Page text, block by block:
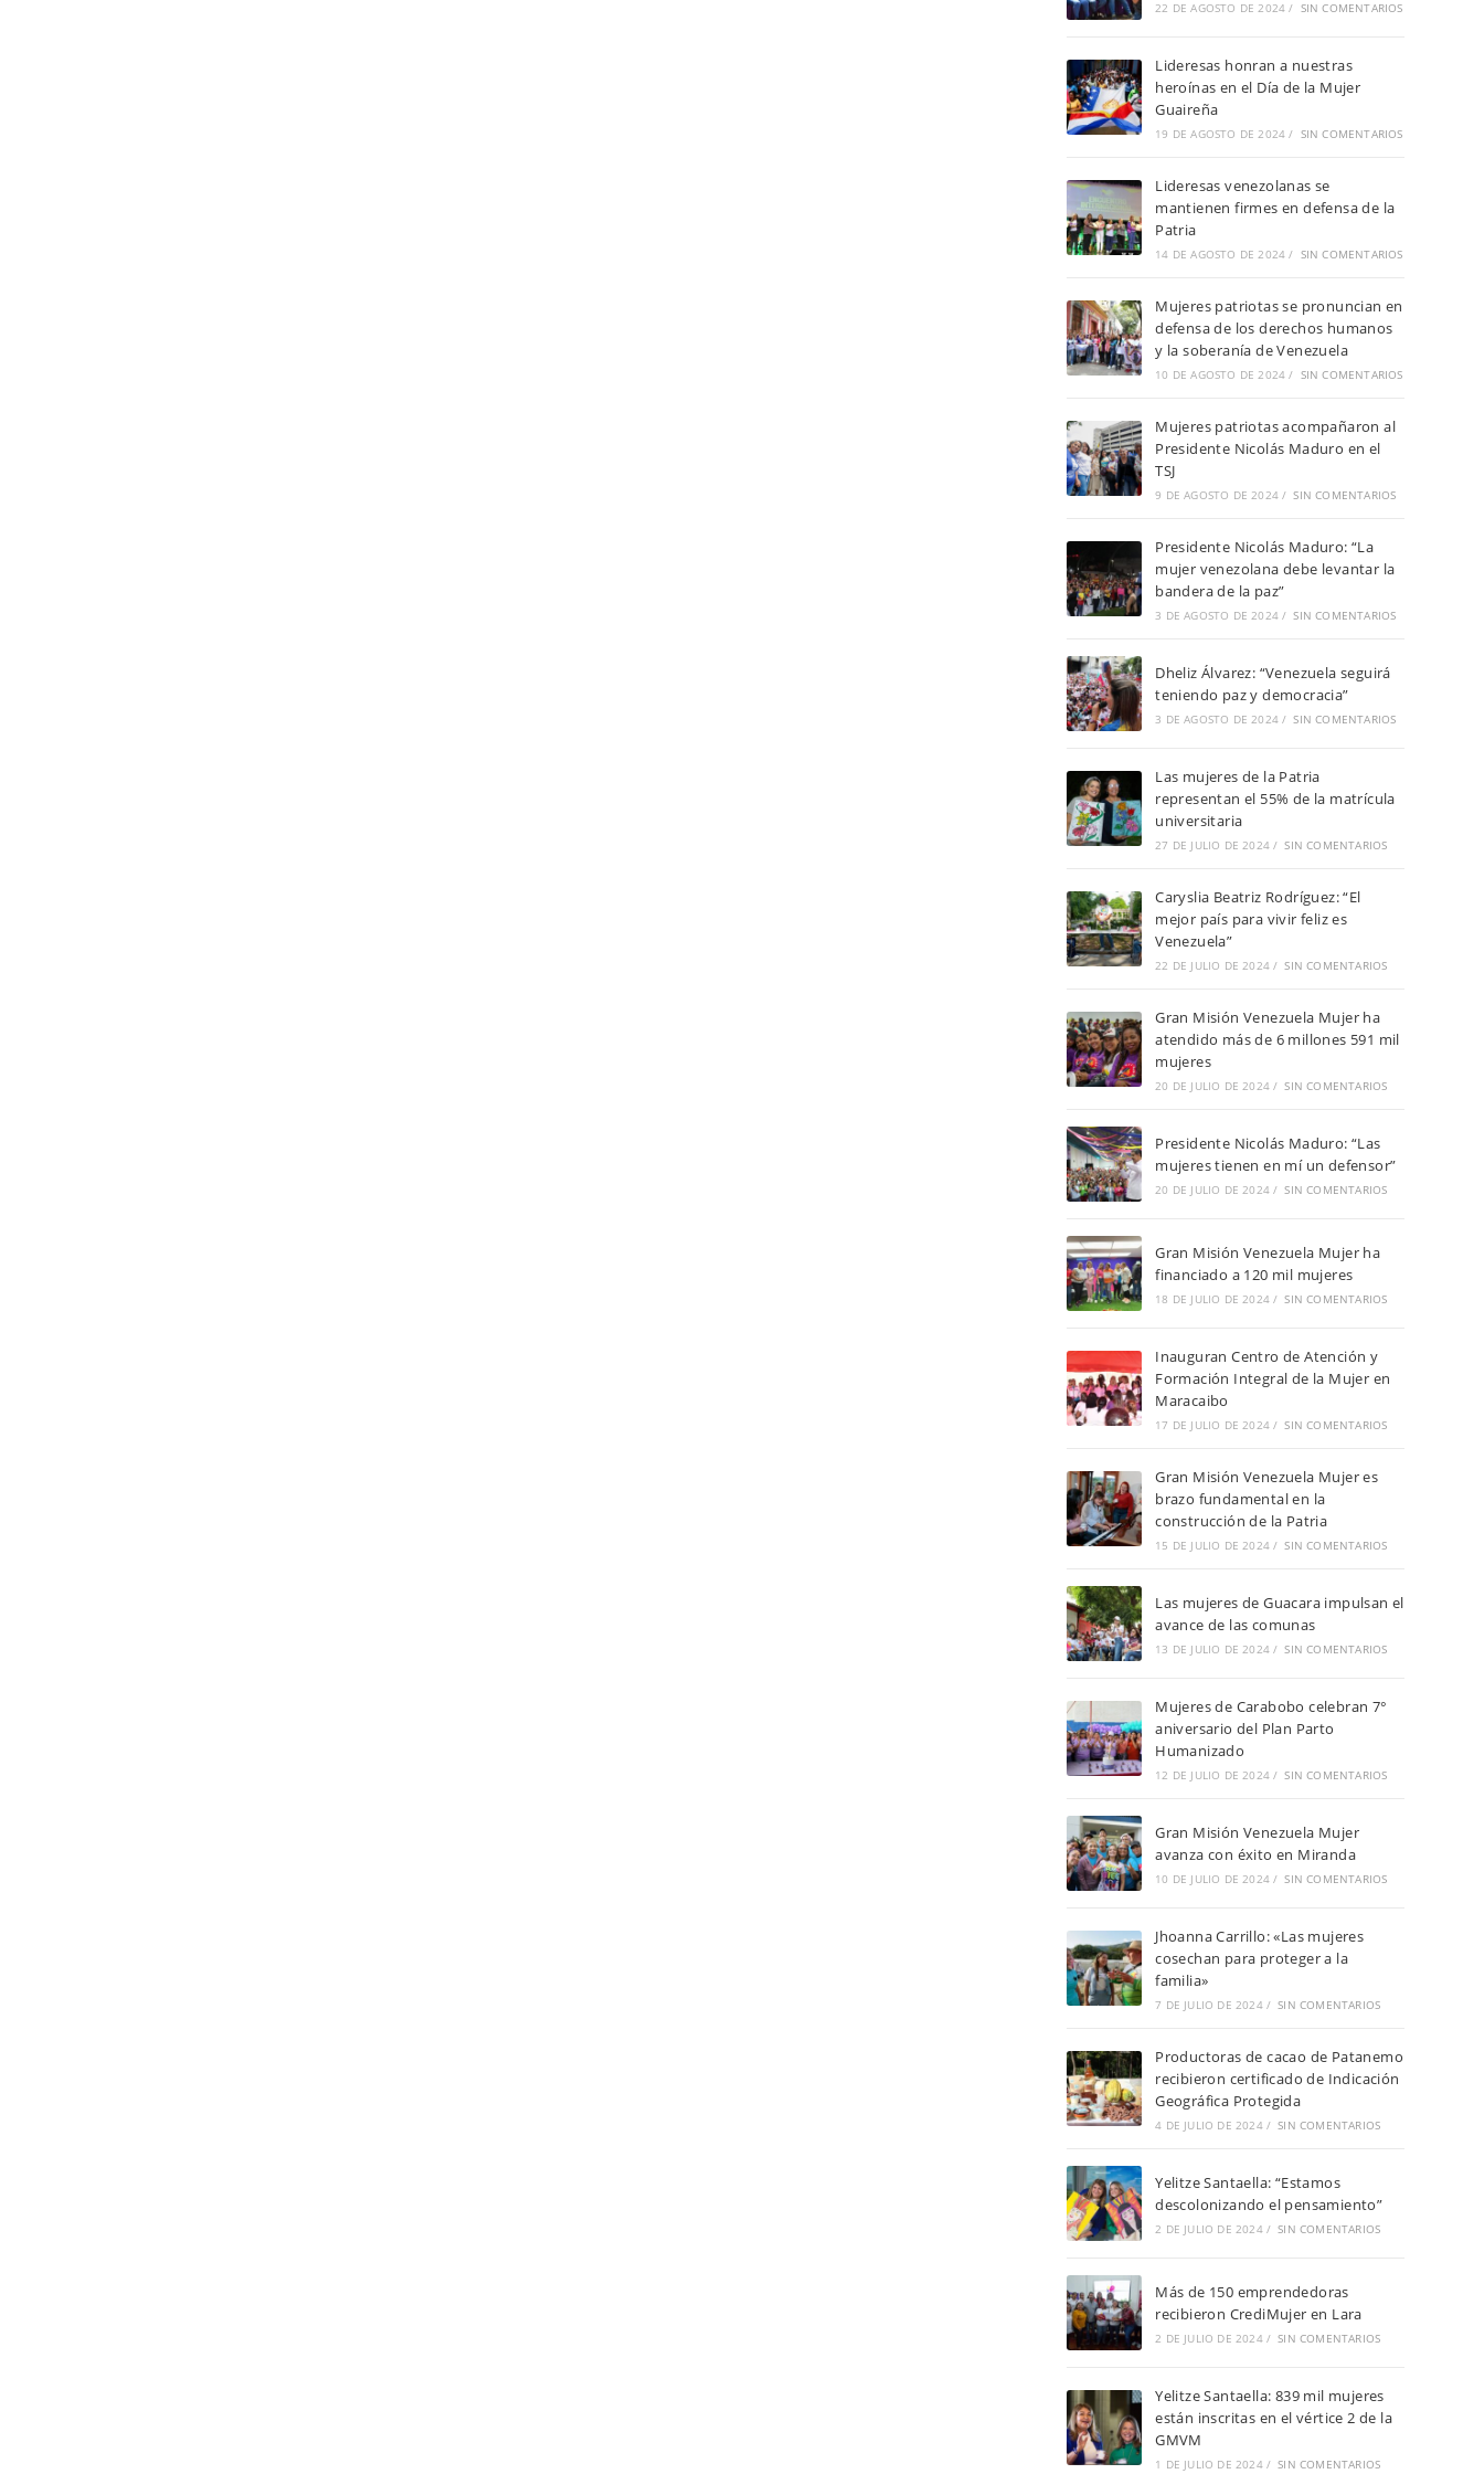
22 DE AGOSTO DE 2024 / SIN COMENTARIOS
Lideresas honran a nuestras
heroínas en el Día de la Mujer
Guaireña
19 DE AGOSTO DE 2024 / SIN COMENTARIOS
Lideresas venezolanas se
mantienen firmes en defensa de la
Patria
14 DE AGOSTO DE 2024 / SIN COMENTARIOS
Mujeres patriotas se pronuncian en
defensa de los derechos humanos
y la soberanía de Venezuela
10 DE AGOSTO DE 2024 / SIN COMENTARIOS
Mujeres patriotas acompañaron al
Presidente Nicolás Maduro en el
TSJ
9 DE AGOSTO DE 2024 / SIN COMENTARIOS
Presidente Nicolás Maduro: “La
mujer venezolana debe levantar la
bandera de la paz”
3 DE AGOSTO DE 2024 / SIN COMENTARIOS
Dheliz Álvarez: “Venezuela seguirá
teniendo paz y democracia”
3 DE AGOSTO DE 2024 / SIN COMENTARIOS
Las mujeres de la Patria
representan el 55% de la matrícula
universitaria
27 DE JULIO DE 2024 / SIN COMENTARIOS
Caryslia Beatriz Rodríguez: “El
mejor país para vivir feliz es
Venezuela”
22 DE JULIO DE 2024 / SIN COMENTARIOS
Gran Misión Venezuela Mujer ha
atendido más de 6 millones 591 mil
mujeres
20 DE JULIO DE 2024 / SIN COMENTARIOS
Presidente Nicolás Maduro: “Las
mujeres tienen en mí un defensor”
20 DE JULIO DE 2024 / SIN COMENTARIOS
Gran Misión Venezuela Mujer ha
financiado a 120 mil mujeres
18 DE JULIO DE 2024 / SIN COMENTARIOS
Inauguran Centro de Atención y
Formación Integral de la Mujer en
Maracaibo
17 DE JULIO DE 2024 / SIN COMENTARIOS
Gran Misión Venezuela Mujer es
brazo fundamental en la
construcción de la Patria
15 DE JULIO DE 2024 / SIN COMENTARIOS
Las mujeres de Guacara impulsan el
avance de las comunas
13 DE JULIO DE 2024 / SIN COMENTARIOS
Mujeres de Carabobo celebran 7°
aniversario del Plan Parto
Humanizado
12 DE JULIO DE 2024 / SIN COMENTARIOS
Gran Misión Venezuela Mujer
avanza con éxito en Miranda
10 DE JULIO DE 2024 / SIN COMENTARIOS
Jhoanna Carrillo: «Las mujeres
cosechan para proteger a la
familia»
7 DE JULIO DE 2024 / SIN COMENTARIOS
Productoras de cacao de Patanemo
recibieron certificado de Indicación
Geográfica Protegida
4 DE JULIO DE 2024 / SIN COMENTARIOS
Yelitze Santaella: “Estamos
descolonizando el pensamiento”
2 DE JULIO DE 2024 / SIN COMENTARIOS
Más de 150 emprendedoras
recibieron CrediMujer en Lara
2 DE JULIO DE 2024 / SIN COMENTARIOS
Yelitze Santaella: 839 mil mujeres
están inscritas en el vértice 2 de la
GMVM
1 DE JULIO DE 2024 / SIN COMENTARIOS